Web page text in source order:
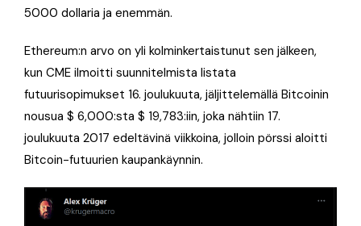
5000 dollaria ja enemmän.
Ethereum:n arvo on yli kolminkertaistunut sen jälkeen,
kun CME ilmoitti suunnitelmista listata
futuurisopimukset 16. joulukuuta, jäljittelemällä Bitcoinin
nousua $ 6,000:sta $ 19,783:iin, joka nähtiin 17.
joulukuuta 2017 edeltävinä viikkoina, jolloin pörssi aloitti
Bitcoin-futuurien kaupankäynnin.